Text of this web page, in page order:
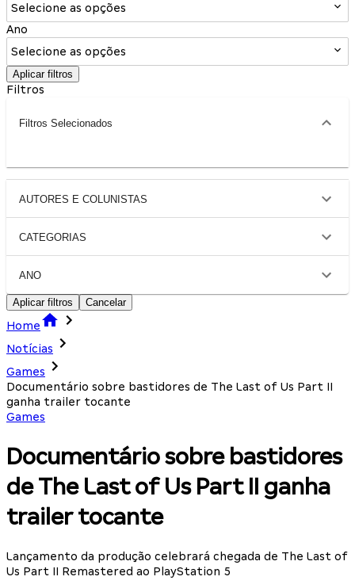
Selecione as opções
Ano
Selecione as opções
Aplicar filtros
Filtros
Filtros Selecionados
AUTORES E COLUNISTAS
CATEGORIAS
ANO
Aplicar filtros Cancelar
Home
Notícias
Games
Documentário sobre bastidores de The Last of Us Part II
ganha trailer tocante
Games
Documentário sobre bastidores
de The Last of Us Part II ganha
trailer tocante
Lançamento da produção celebrará chegada de The Last of
Us Part II Remastered ao PlayStation 5